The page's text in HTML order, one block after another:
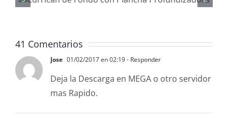
waypoints
41 Comentarios
Jose 01/02/2017 en 02:19- Responder
Deja la Descarga en MEGA o otro servidor
mas Rapido.